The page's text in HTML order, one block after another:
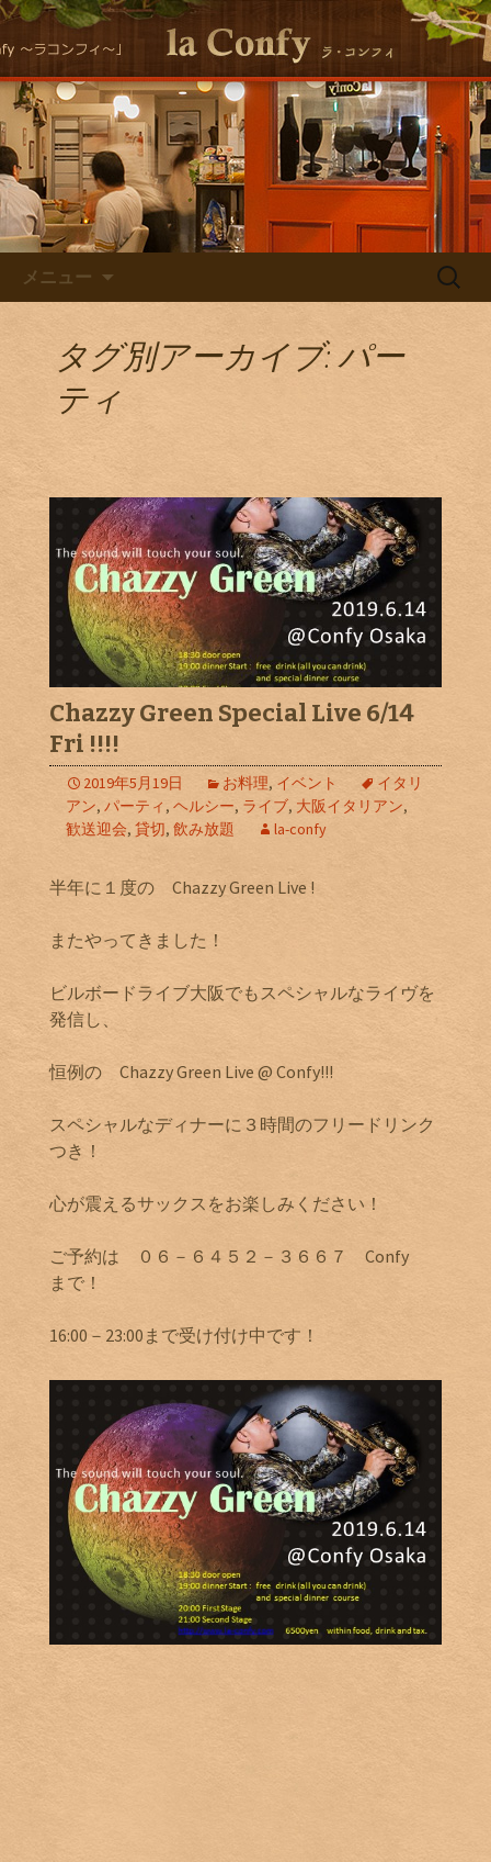
自然派イタリアン la Confyの
Staff Blog
大阪福島にある美味しくヘルシーな自
然派イタリアンla Conｆｙ （ラ・コン
フィ）の最新情報をお届けします！
メニュー
検
タグ別アーカイブ: パー
ティ
Chazzy Green Special Live 6/14
Fri !!!!
2019年5月19日 お料理, イベント
イタリ
アン, パーティ , ヘルシー, ライブ, 大阪イタリアン,
歓送迎会, 貸切, 飲み放題 la-confy
半年に１度の Chazzy Green Live !
またやってきました！
ビルボードライブ大阪でもスペシャルなライヴを
発信し、
恒例の Chazzy Green Live @ Confy!!!
スペシャルなディナーに３時間のフリードリンク
つき！
心が震えるサックスをお楽しみください！
ご予約は ０６－６４５２－３６６７ Confy
まで！
16:00－23:00まで受け付け中です！